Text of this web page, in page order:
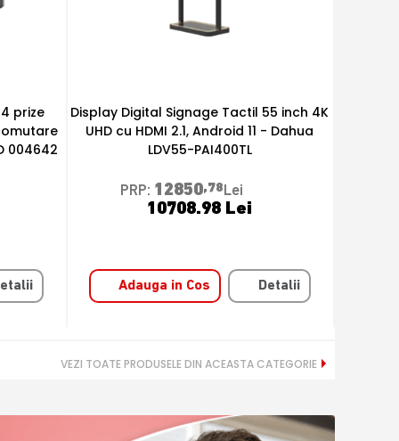
inch 4K
Dahua
Display Digital Signage 65 inch 4K
Android 11, uz 24/7 - Dahua LDV65-
PAI400L
PRP: 12850,78 Lei
10708.98 Lei
Adauga in Cos Detalii
VEZI TOATE PRODUSELE DIN ACEASTA CATEGORIE